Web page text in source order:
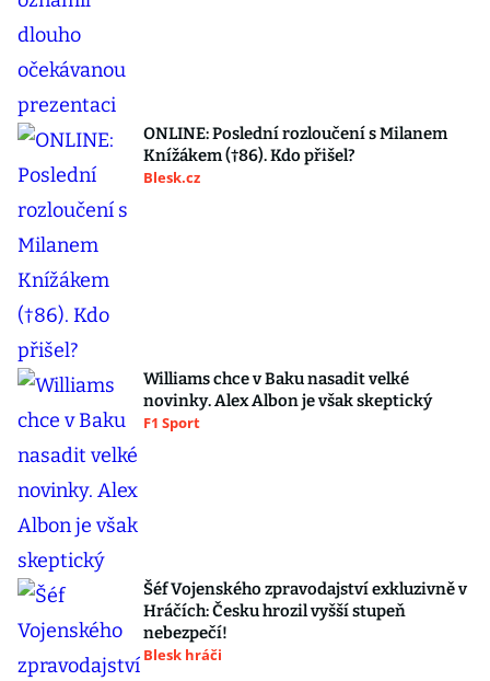
ONLINE: Poslední rozloučení s Milanem
Knížákem (†86). Kdo přišel?
Blesk.cz
Williams chce v Baku nasadit velké
novinky. Alex Albon je však skeptický
F1 Sport
Šéf Vojenského zpravodajství exkluzivně v
Hráčích: Česku hrozil vyšší stupeň
nebezpečí!
Blesk hráči